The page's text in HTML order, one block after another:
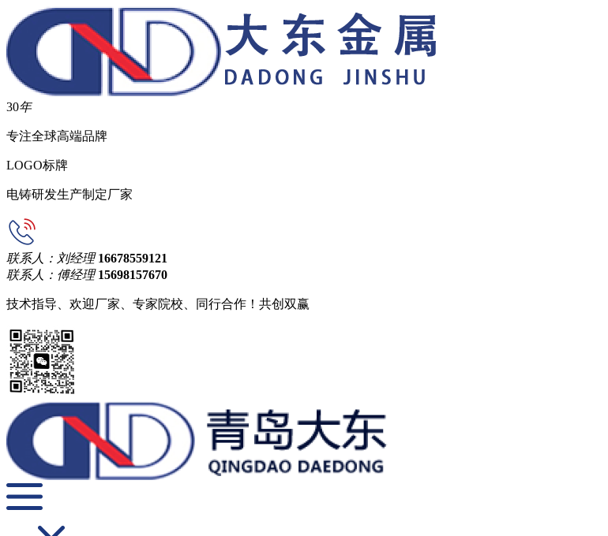
30年
专注全球高端品牌
LOGO标牌
电铸研发生产制定厂家
联系人：刘经理 16678559121
联系人：傅经理 15698157670
技术指导、欢迎厂家、专家院校、同行合作！共创双赢